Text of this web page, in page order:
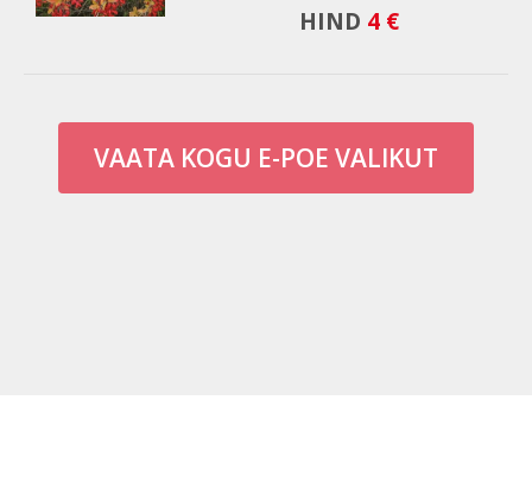
HIND 4 €
VAATA KOGU E-POE VALIKUT